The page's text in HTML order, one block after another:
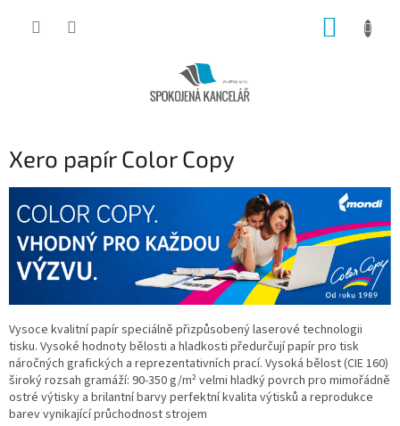
Xero papír Color Copy
Vysoce kvalitní papír speciálně přizpůsobený laserové technologii
tisku. Vysoké hodnoty bělosti a hladkosti předurčují papír pro tisk
náročných grafických a reprezentativních prací. Vysoká bělost (CIE 160)
široký rozsah gramáží: 90-350 g/m² velmi hladký povrch pro mimořádně
ostré výtisky a brilantní barvy perfektní kvalita výtisků a reprodukce
barev vynikající průchodnost strojem